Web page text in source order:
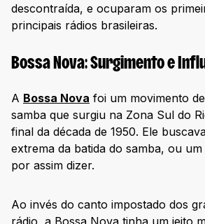
descontraída, e ocuparam os
principais rádios brasileiras.
Bossa Nova: Surgimento e
A Bossa Nova foi um movimento
samba que surgiu na Zona Sul do
final da década de 1950. Ele
extrema da batida do samba, ou um
por assim dizer.
Ao invés do canto impostado dos
rádio, a Bossa Nova tinha um jeito